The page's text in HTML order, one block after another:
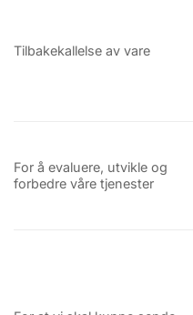
Tilbakekallelse av vare
For å evaluere, utvikle og
forbedre våre tjenester